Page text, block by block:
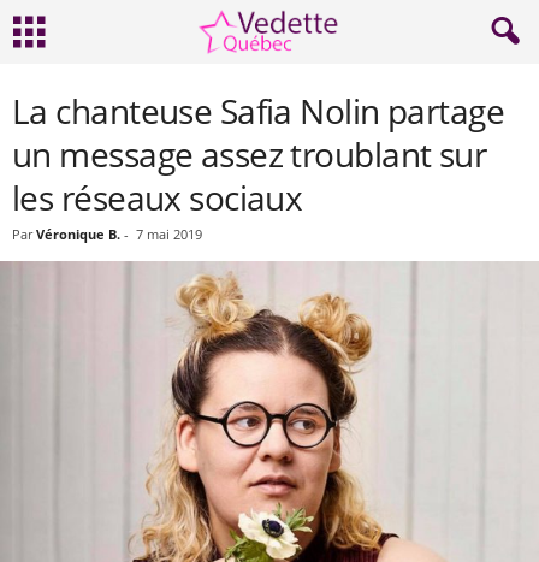
La chanteuse Safia Nolin partage
un message assez troublant sur
les réseaux sociaux
Par Véronique B. - 7 mai 2019